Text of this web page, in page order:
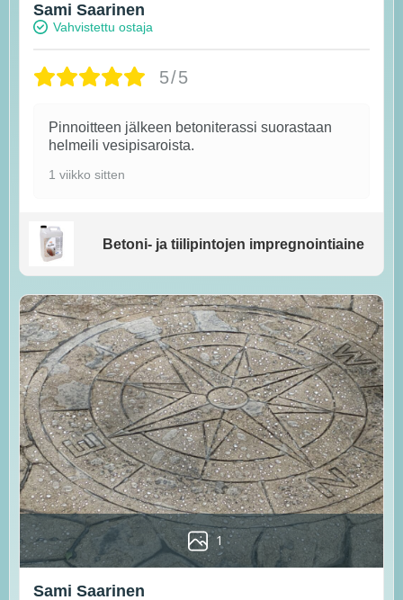
Sami Saarinen
Vahvistettu ostaja
5/5
Pinnoitteen jälkeen betoniterassi suorastaan
helmeili vesipisaroista.
1 viikko sitten
Betoni- ja tiilipintojen impregnointiaine
1
Sami Saarinen